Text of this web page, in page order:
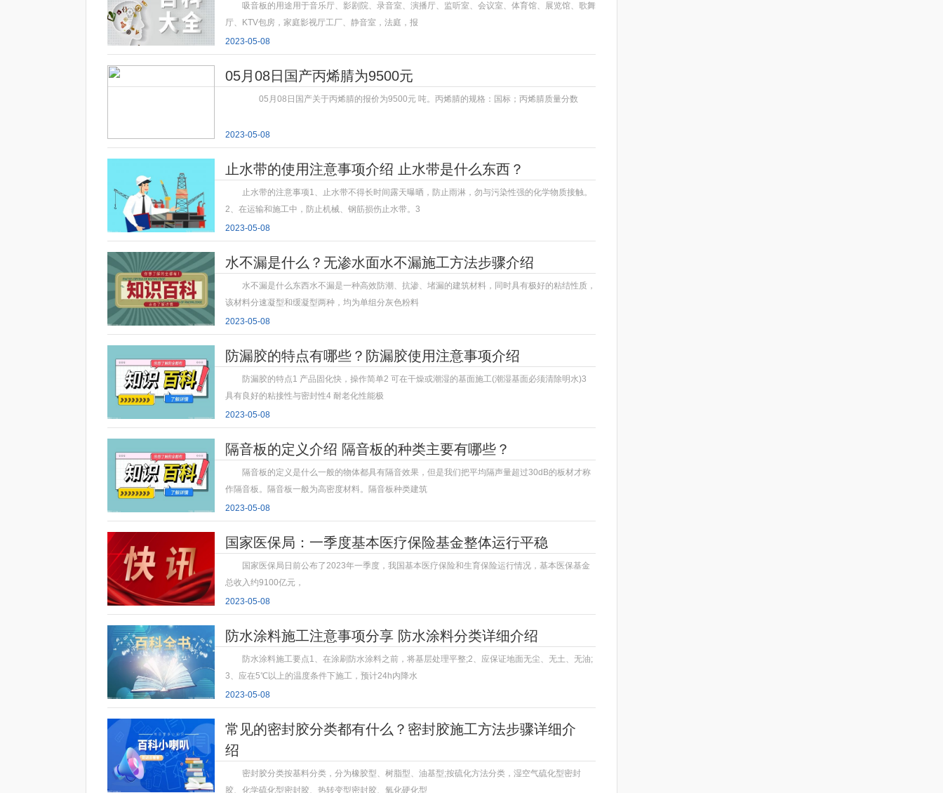
吸音板的用途用于音乐厅、影剧院、录音室、演播厅、监听室、会议室、体育馆、展览馆、歌舞
厅、KTV包房，家庭影视厅工厂、静音室，法庭，报
2023-05-08
05月08日国产丙烯腈为9500元
05月08日国产关于丙烯腈的报价为9500元 吨。丙烯腈的规格：国标；丙烯腈质量分数
2023-05-08
止水带的使用注意事项介绍 止水带是什么东西？
止水带的注意事项1、止水带不得长时间露天曝晒，防止雨淋，勿与污染性强的化学物质接触。
2、在运输和施工中，防止机械、钢筋损伤止水带。3
2023-05-08
水不漏是什么？无渗水面水不漏施工方法步骤介绍
水不漏是什么东西水不漏是一种高效防潮、抗渗、堵漏的建筑材料，同时具有极好的粘结性质，
该材料分速凝型和缓凝型两种，均为单组分灰色粉料
2023-05-08
防漏胶的特点有哪些？防漏胶使用注意事项介绍
防漏胶的特点1 产品固化快，操作简单2 可在干燥或潮湿的基面施工(潮湿基面必须清除明水)3
具有良好的粘接性与密封性4 耐老化性能极
2023-05-08
隔音板的定义介绍 隔音板的种类主要有哪些？
隔音板的定义是什么一般的物体都具有隔音效果，但是我们把平均隔声量超过30dB的板材才称
作隔音板。隔音板一般为高密度材料。隔音板种类建筑
2023-05-08
国家医保局：一季度基本医疗保险基金整体运行平稳
国家医保局日前公布了2023年一季度，我国基本医疗保险和生育保险运行情况，基本医保基金
总收入约9100亿元，
2023-05-08
防水涂料施工注意事项分享 防水涂料分类详细介绍
防水涂料施工要点1、在涂刷防水涂料之前，将基层处理平整;2、应保证地面无尘、无土、无油;
3、应在5℃以上的温度条件下施工，预计24h内降水
2023-05-08
常见的密封胶分类都有什么？密封胶施工方法步骤详细介
绍
密封胶分类按基料分类，分为橡胶型、树脂型、油基型;按硫化方法分类，湿空气硫化型密封
胶、化学硫化型密封胶、热转变型密封胶、氧化硬化型